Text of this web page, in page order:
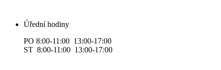
Úřední hodiny
PO 8:00-11:00 13:00-17:00
ST 8:00-11:00 13:00-17:00